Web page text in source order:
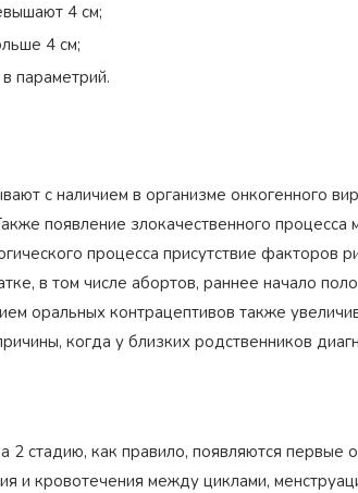
Награжден почетным
знаком
«Золотой лапароскоп»
лучший лапароскопический хирург
4 см;
4 см;
параметрий.
с наличием в организме онкогенного
появление злокачественного процесса
процесса присутствие факторов
в том числе абортов, раннее начало
оральных контрацептивов также
когда у близких родственников
2 стадию, как правило, появляются первые
и кровотечения между циклами,